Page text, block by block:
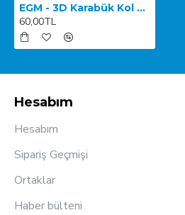
EGM - 3D Karabük Kol Arması
60,00TL
Hesabım
Hesabım
Sipariş Geçmişi
Ortaklar
Haber bülteni